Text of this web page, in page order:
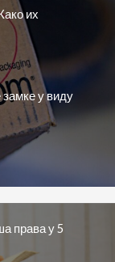
их
замке у виду
права у 5